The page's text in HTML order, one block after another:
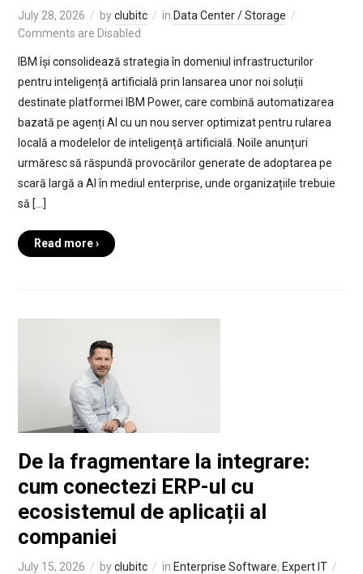
July 28, 2026 byclubitc in Data Center / Storage
Comments are Disabled
IBM își consolidează strategia în domeniul infrastructurilor
pentru inteligență artificială prin lansarea unor noi soluții
destinate platformei IBM Power, care combină automatizarea
bazată pe agenți AI cu un nou server optimizat pentru rularea
locală a modelelor de inteligență artificială. Noile anunțuri
urmăresc să răspundă provocărilor generate de adoptarea pe
scară largă a AI în mediul enterprise, unde organizațiile trebuie
să […]
Read more ›
De la fragmentare la integrare:
cum conectezi ERP-ul cu
ecosistemul de aplicații al
companiei
July 15, 2026 byclubitc in Enterprise Software, Expert IT